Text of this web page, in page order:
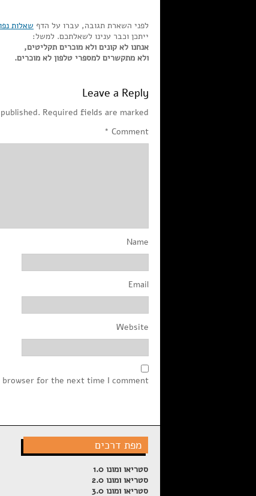
לפני השארת תגובה, עברו על הדף שאלות
ייתכן וכבר ענינו לשאלתכם. למשל:
אנחנו לא קונים ולא מוכרים תקליטים,
ולא מתקשרים למספרי טלפון לא מוכרים.
Leave a Reply
Required fields are marked
Comment
*
Name
Email
Website
for the next time I comment.
מפת דרכים
סטריאו ומונו 1.0
סטריאו ומונו 2.0
סטריאו ומונו 3.0